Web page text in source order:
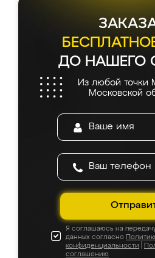
ДО НАШЕГО
Из любой точки
Московской
Я соглашаюсь на
данных согласно
конфиденциальности
соглашению